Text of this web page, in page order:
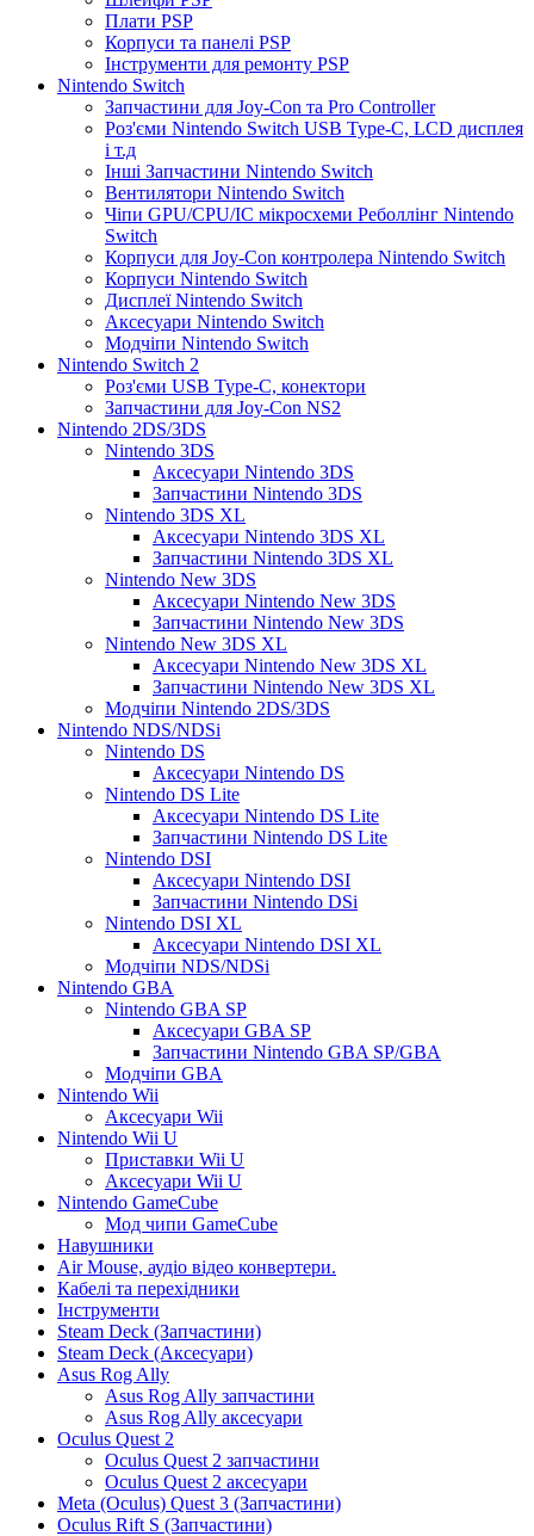
Плати PSP
Корпуси та панелі PSP
Інструменти для ремонту PSP
Nintendo Switch
Запчастини для Joy-Con та Pro Controller
Роз'єми Nintendo Switch USB Type-C, LCD дисплея
і т.д
Інші Запчастини Nintendo Switch
Вентилятори Nintendo Switch
Чіпи GPU/CPU/IC мікросхеми Реболлінг Nintendo
Switch
Корпуси для Joy-Con контролера Nintendo Switch
Корпуси Nintendo Switch
Дисплеї Nintendo Switch
Аксесуари Nintendo Switch
Модчіпи Nintendo Switch
Nintendo Switch 2
Роз'єми USB Type-C, конектори
Запчастини для Joy-Con NS2
Nintendo 2DS/3DS
Nintendo 3DS
Аксесуари Nintendo 3DS
Запчастини Nintendo 3DS
Nintendo 3DS XL
Аксесуари Nintendo 3DS XL
Запчастини Nintendo 3DS XL
Nintendo New 3DS
Аксесуари Nintendo New 3DS
Запчастини Nintendo New 3DS
Nintendo New 3DS XL
Аксесуари Nintendo New 3DS XL
Запчастини Nintendo New 3DS XL
Модчіпи Nintendo 2DS/3DS
Nintendo NDS/NDSi
Nintendo DS
Аксесуари Nintendo DS
Nintendo DS Lite
Аксесуари Nintendo DS Lite
Запчастини Nintendo DS Lite
Nintendo DSI
Аксесуари Nintendo DSI
Запчастини Nintendo DSi
Nintendo DSI XL
Аксесуари Nintendo DSI XL
Модчіпи NDS/NDSi
Nintendo GBA
Nintendo GBA SP
Аксесуари GBA SP
Запчастини Nintendo GBA SP/GBA
Модчіпи GBA
Nintendo Wii
Аксесуари Wii
Nintendo Wii U
Приставки Wii U
Аксесуари Wii U
Nintendo GameCube
Мод чипи GameCube
Навушники
Air Mouse, аудіо відео конвертери.
Кабелі та перехідники
Інструменти
Steam Deck (Запчастини)
Steam Deck (Аксесуари)
Asus Rog Ally
Asus Rog Ally запчастини
Asus Rog Ally аксесуари
Oculus Quest 2
Oculus Quest 2 запчастини
Oculus Quest 2 аксесуари
Meta (Oculus) Quest 3 (Запчастини)
Oculus Rift S (Запчастини)